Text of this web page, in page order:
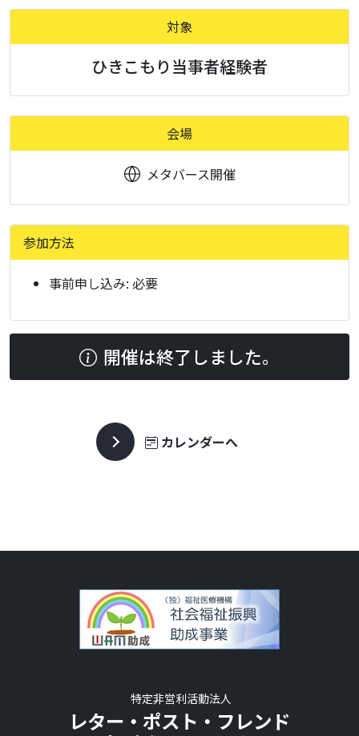
対象
ひきこもり当事者経験者
会場
メタバース開催
参加方法
事前申し込み: 必要
開催は終了しました。
カレンダーへ
特定非営利活動法人
レター・ポスト・フレンド